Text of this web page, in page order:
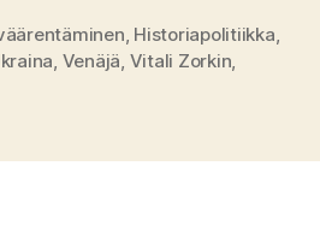
, Historiapolitiikka,
, Venäjä, Vitali Zorkin,